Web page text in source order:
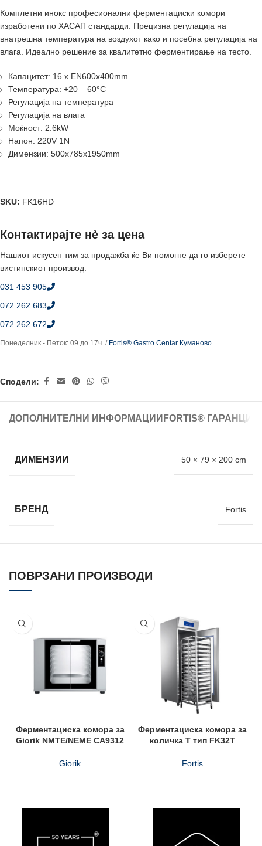
Комплетни инокс професионални ферментациски комори
изработени по ХАСАП стандарди. Прецизна регулација на
внатрешна температура на воздухот како и посебна регулација на
влага. Идеално решение за квалитетно ферментирање на тесто.
Капацитет: 16 x EN600x400mm
Температура: +20 – 60°C
Регулација на температура
Регулација на влага
Моќност: 2.6kW
Напон: 220V 1N
Димензии: 500x785x1950mm
SKU: FK16HD
Контактирајте нè за цена
Нашиот искусен тим за продажба ќе Ви помогне да го изберете
вистинскиот производ.
031 453 905
072 262 683
072 262 672
Понеделник - Петок: 09 до 17ч. / Fortis® Gastro Centar Куманово
Сподели:
ДОПОЛНИТЕЛНИ ИНФОРМАЦИИ FORTIS®
ДИМЕНЗИИ 50 × 79 × 200 cm
БРЕНД Fortis
ПОВРЗАНИ ПРОИЗВОДИ
Ферментациска комора за
Giorik NMTE/NEME CA9312
Giorik
Ферментациска комора за
количка T тип FK32T
Fortis